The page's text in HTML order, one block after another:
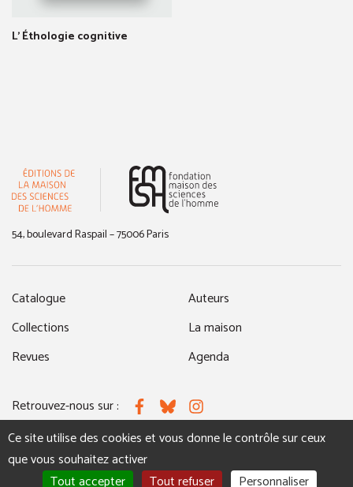
L' Éthologie cognitive
54, boulevard Raspail – 75006 Paris
Catalogue
Collections
Revues
Auteurs
La maison
Agenda
Retrouvez-nous sur : FacebookBlueskyInstagram
MENTIONS LÉGALES NOUS CONTACTER
Ce site utilise des cookies et vous donne le contrôle sur ceux
que vous souhaitez activer
Tout accepter
Tout refuser Personnaliser